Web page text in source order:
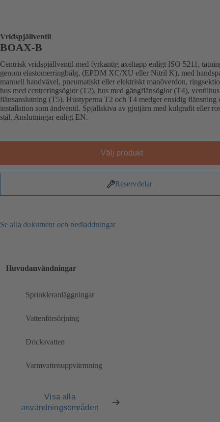
Vridspjällventil
BOAX-B
Centrisk vridspjällventil med fyrkantig axeltapp enligt ISO 5211,
genom elastomerringbälg, (EPDM XC/XU eller Nitril K), med
manuell handväxel, pneumatiskt eller elektriskt manöverdon,
hus med centreringsöglor (T2), hus med gängflänsöglor (T4),
flänsanslutning (T5). Hustyperna T2 och T4 medger ensidig flänsning
installation som ändventil. Spjällskiva av gjutjärn med kulgrafit eller
stål. Anslutningar enligt EN.
Välj produkt
Reservdelar
Se alla dokument och nedladdningar
Huvudanvändningar
Sprinkleranläggningar
Vattenförsörjning
Dricksvatten
Varmvattenuppvärmning
Visa alla
användningsområden